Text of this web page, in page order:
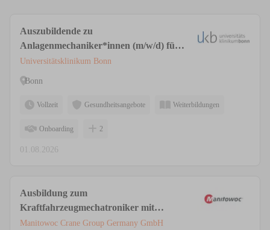
Auszubildende zu
Anlagenmechaniker*innen (m/w/d) für
Sanitär-, Heizungs- und Klimatechnik
Universitätsklinikum Bonn
Bonn
Vollzeit Gesundheitsangebote Weiterbildungen
Onboarding 2
01.08.2026
Ausbildung zum
Kraftfahrzeugmechatroniker mit
Schwerpunkt Nutzfahrzeugtechnik
Manitowoc Crane Group Germany GmbH